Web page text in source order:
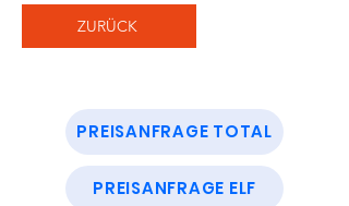
ZURÜCK
PREISANFRAGE TOTAL
PREISANFRAGE ELF